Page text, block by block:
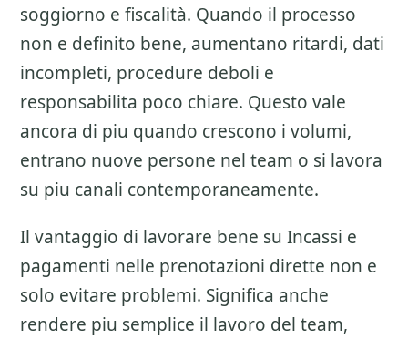
soggiorno e fiscalità. Quando il processo
non e definito bene, aumentano ritardi, dati
incompleti, procedure deboli e
responsabilita poco chiare. Questo vale
ancora di piu quando crescono i volumi,
entrano nuove persone nel team o si lavora
su piu canali contemporaneamente.
Il vantaggio di lavorare bene su Incassi e
pagamenti nelle prenotazioni dirette non e
solo evitare problemi. Significa anche
rendere piu semplice il lavoro del team,